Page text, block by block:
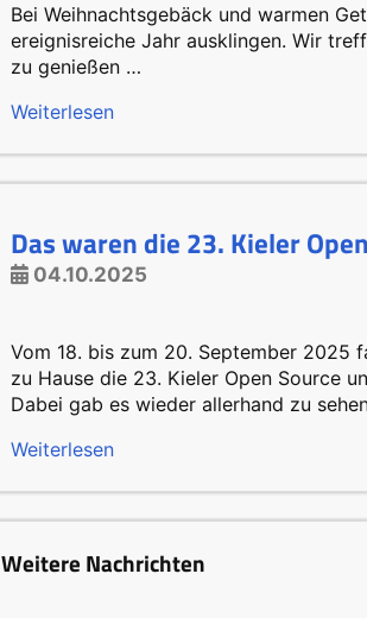
Bei Weihnachtsgebäck und warmen
ereignisreiche Jahr ausklingen. Wir
zu genießen …
Weiterlesen
Das waren die 23. Kieler
04.10.2025
Vom 18. bis zum 20. September 2025
zu Hause die 23. Kieler Open Source
Dabei gab es wieder allerhand zu
Weiterlesen
Weitere Nachrichten